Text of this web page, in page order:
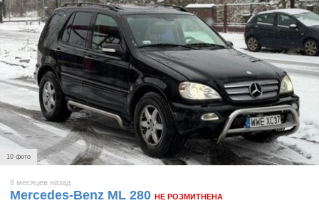
10 фото
8 месяцев назад
Mercedes-Benz ML 280 НЕ РОЗМИТНЕНА